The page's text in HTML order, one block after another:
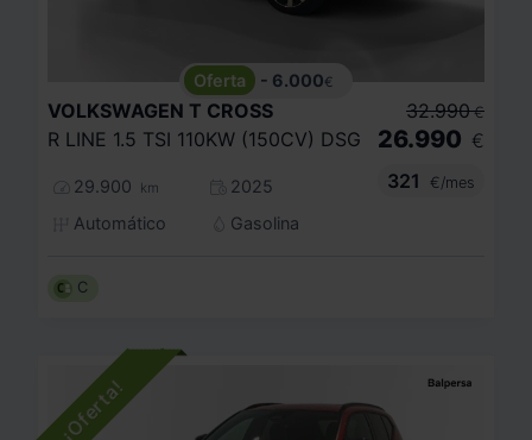
- 6.000€
VOLKSWAGEN T CROSS
R LINE 1.5 TSI 110KW (150CV) DSG
29.900 km
2025
Automático
Gasolina
32.990 €
26.990 €
321
€/mes
C